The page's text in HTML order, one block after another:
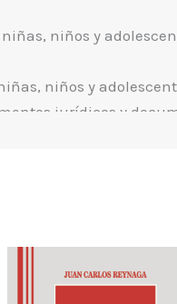
niños y
niños y
jurídicos y
en el